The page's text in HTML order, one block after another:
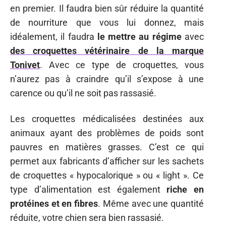
en premier. Il faudra bien sûr réduire la quantité
de nourriture que vous lui donnez, mais
idéalement, il faudra le mettre au régimeavec
des croquettes vétérinaire de la marque
Tonivet. Avec ce type de croquettes, vous
n’aurez pas à craindre qu’il s’expose à une
carence ou qu’il ne soit pas rassasié.
Les croquettes médicalisées destinées aux
animaux ayant des problèmes de poids sont
pauvres en matières grasses. C’est ce qui
permet aux fabricants d’afficher sur les sachets
de croquettes « hypocalorique » ou « light ». Ce
type d’alimentation est également riche en
protéines et en fibres. Même avec une quantité
réduite, votre chien sera bien rassasié.